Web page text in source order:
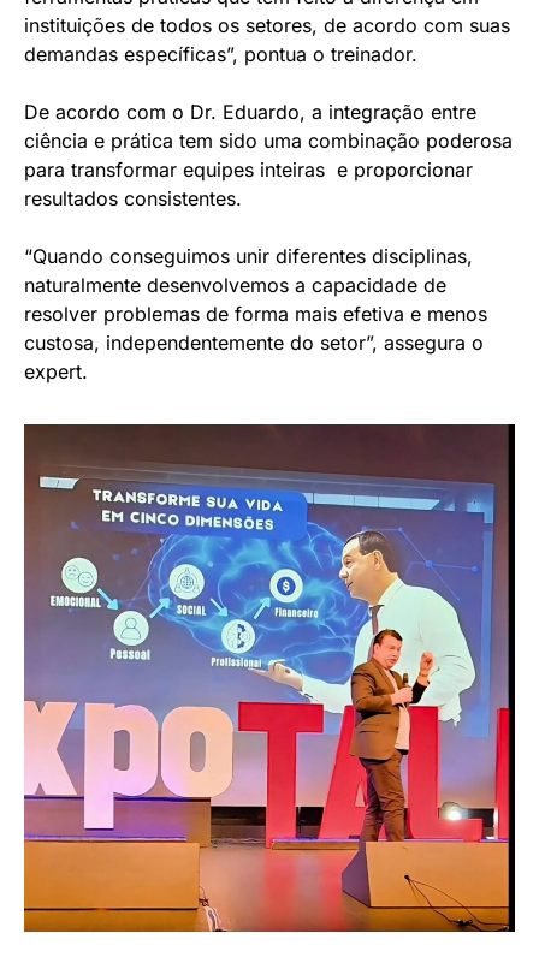
instituições de todos os setores, de acordo com suas
demandas específicas”, pontua o treinador.
De acordo com o Dr. Eduardo, a integração entre
ciência e prática tem sido uma combinação poderosa
para transformar equipes inteiras e proporcionar
resultados consistentes.
“Quando conseguimos unir diferentes disciplinas,
naturalmente desenvolvemos a capacidade de
resolver problemas de forma mais efetiva e menos
custosa, independentemente do setor”, assegura o
expert.